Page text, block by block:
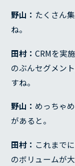
野山： たくさん
ね。
田村：CRMを実
のぶんセグメン
すね。
野山： めっちゃ
があると。
田村： これまで
のボリュームが